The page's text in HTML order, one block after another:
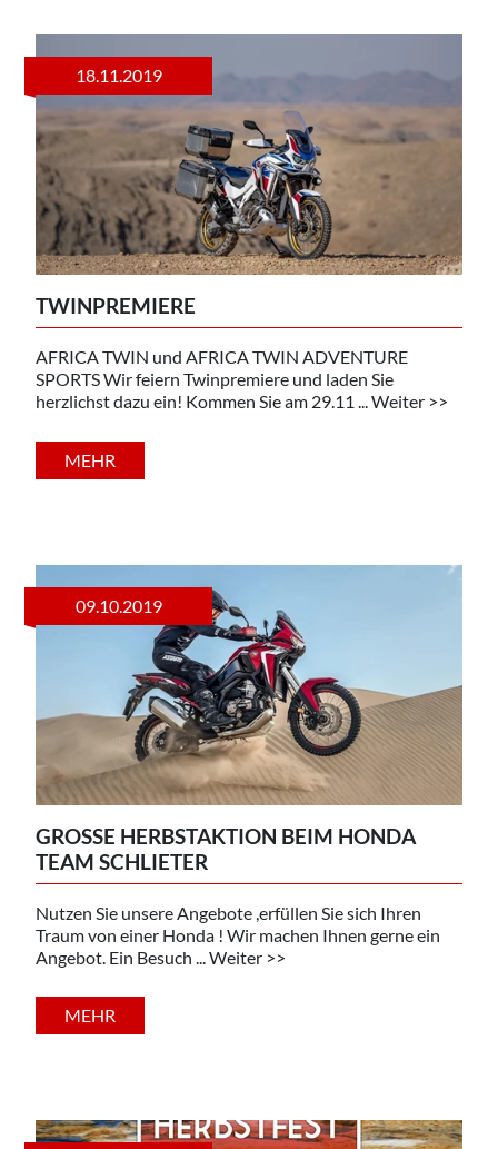
18.11.2019
TWINPREMIERE
AFRICA TWIN und AFRICA TWIN ADVENTURE
SPORTS Wir feiern Twinpremiere und laden Sie
herzlichst dazu ein! Kommen Sie am 29.11 ... Weiter >>
MEHR
09.10.2019
GROSSE HERBSTAKTION BEIM HONDA T
EAM SCHLIETER
Nutzen Sie unsere Angebote ,erfüllen Sie sich Ihren
Traum von einer Honda ! Wir machen Ihnen gerne ein
Angebot. Ein Besuch ... Weiter >>
MEHR